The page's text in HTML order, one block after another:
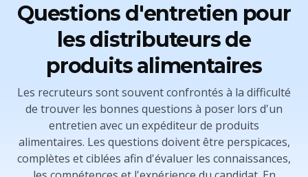
Questions d'entretien pour
les distributeurs de
produits alimentaires
Les recruteurs sont souvent confrontés à la difficulté
de trouver les bonnes questions à poser lors d'un
entretien avec un expéditeur de produits
alimentaires. Les questions doivent être perspicaces,
complètes et ciblées afin d'évaluer les connaissances,